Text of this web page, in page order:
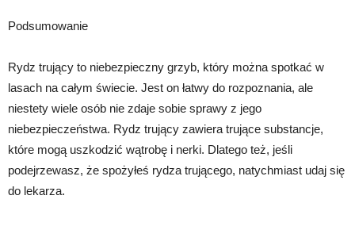
Podsumowanie
Rydz trujący to niebezpieczny grzyb, który można spotkać w
lasach na całym świecie. Jest on łatwy do rozpoznania, ale
niestety wiele osób nie zdaje sobie sprawy z jego
niebezpieczeństwa. Rydz trujący zawiera trujące substancje,
które mogą uszkodzić wątrobę i nerki. Dlatego też, jeśli
podejrzewasz, że spożyłeś rydza trującego, natychmiast udaj się
do lekarza.